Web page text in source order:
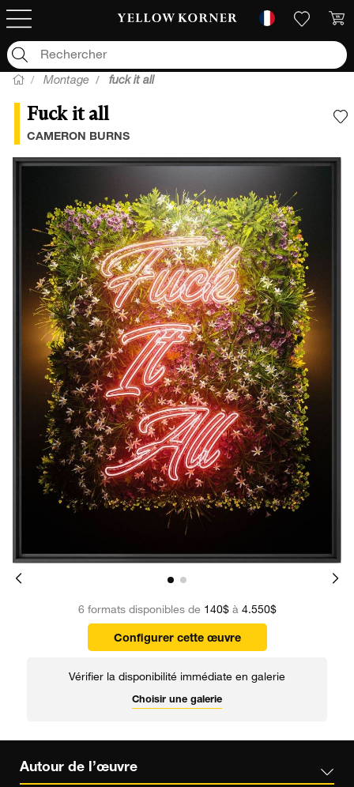
Montage fuck it all
Fuck it all
CAMERON BURNS
6 formats disponibles de 140$à 4.550$
Configurer cette œuvre
Vérifier la disponibilité immédiate en galerie
Choisir une galerie
Autour de l’œuvre